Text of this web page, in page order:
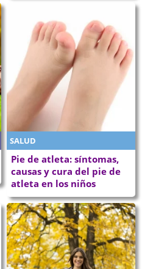
SALUD
Pie de atleta: síntomas,
causas y cura del pie de
atleta en los niños